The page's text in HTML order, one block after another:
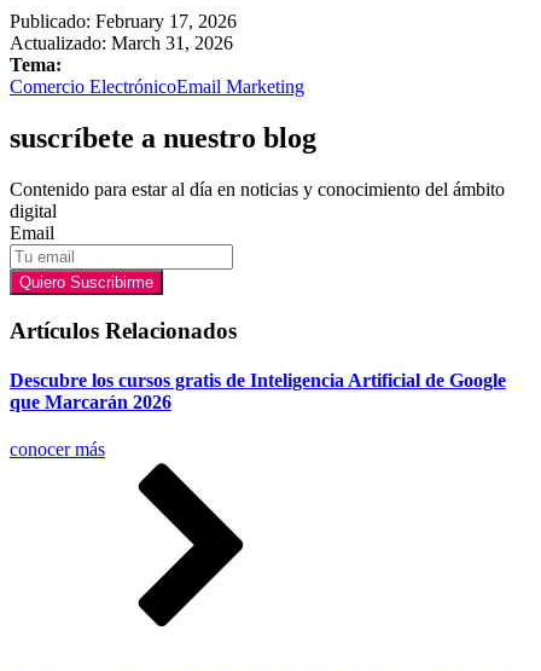
Publicado: February 17, 2026
Actualizado: March 31, 2026
Tema:
Comercio ElectrónicoEmail Marketing
suscríbete a nuestro blog
Contenido para estar al día en noticias y conocimiento del ámbito
digital
Email
Quiero Suscribirme
Artículos Relacionados
Descubre los cursos gratis de Inteligencia Artificial de Google
que Marcarán 2026
conocer más